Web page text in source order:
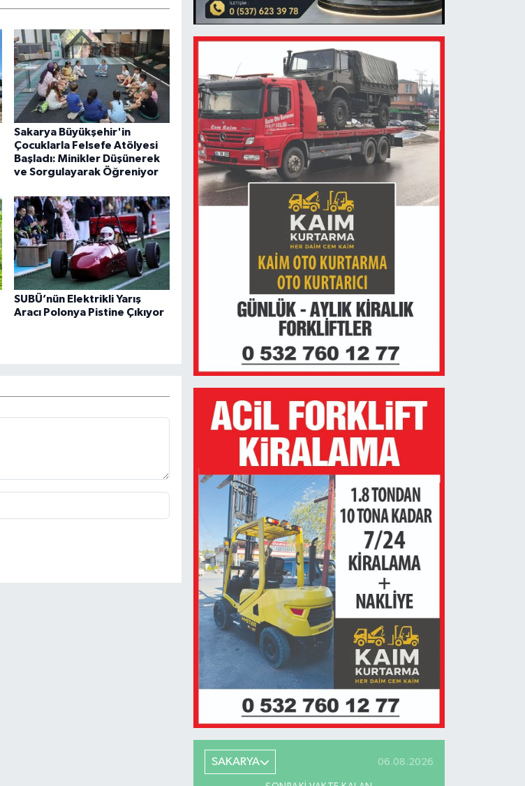
Sakarya Büyükşehir'in
Çocuklarla Felsefe Atölyesi
Başladı: Minikler Düşünerek
ve Sorgulayarak Öğreniyor
SUBÜ’nün Elektrikli Yarış
Aracı Polonya Pistine Çıkıyor
SAKARYA 06.08.2026